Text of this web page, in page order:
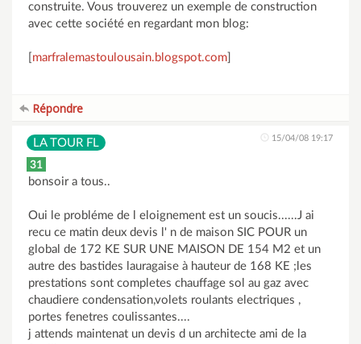
construite. Vous trouverez un exemple de construction
avec cette société en regardant mon blog:
marfralemastoulousain.blogspot.com
Répondre
LA TOUR FL 15/04/08 19:17
31
bonsoir a tous..
Oui le probléme de l eloignement est un soucis......J ai
recu ce matin deux devis l' n de maison SIC POUR un
global de 172 KE SUR UNE MAISON DE 154 M2 et un
autre des bastides lauragaise à hauteur de 168 KE ;les
prestations sont completes chauffage sol au gaz avec
chaudiere condensation,volets roulants electriques ,
portes fenetres coulissantes....
j attends maintenat un devis d un architecte ami de la